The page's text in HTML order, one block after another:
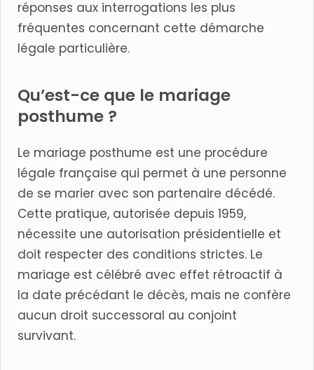
réponses aux interrogations les plus
fréquentes concernant cette démarche
légale particulière.
Qu’est-ce que le mariage
posthume ?
Le mariage posthume est une procédure
légale française qui permet à une personne
de se marier avec son partenaire décédé.
Cette pratique, autorisée depuis 1959,
nécessite une autorisation présidentielle et
doit respecter des conditions strictes. Le
mariage est célébré avec effet rétroactif à
la date précédant le décès, mais ne confère
aucun droit successoral au conjoint
survivant.